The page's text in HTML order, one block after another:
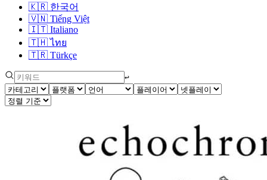
🇰🇷 한국어
🇻🇳 Tiếng Việt
🇮🇹 Italiano
🇹🇭 ไทย
🇹🇷 Türkçe
↩︎